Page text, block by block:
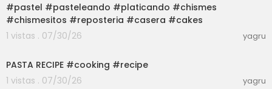
#pastel #pasteleando #platicando #chismes
#chismesitos #reposteria #casera #cakes
1 vistas . 07/30/26
yagru
PASTA RECIPE #cooking #recipe
1 vistas . 07/30/26
yagru